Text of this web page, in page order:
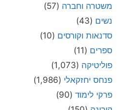
משטרה וחברה (57)
נשים (43)
סדנאות וקורסים (10)
ספרים (11)
פוליטיקה (1,073)
פנחס יחזקאלי (1,986)
פרקי לימוד (90)